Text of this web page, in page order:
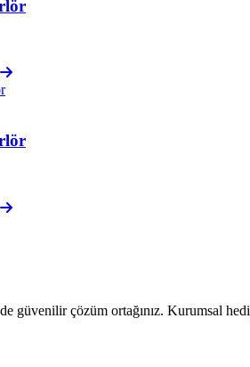
güvenilir çözüm ortağınız. Kurumsal